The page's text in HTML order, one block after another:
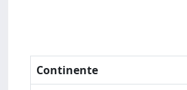
Continente